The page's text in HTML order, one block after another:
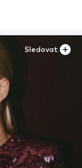
Sledovat